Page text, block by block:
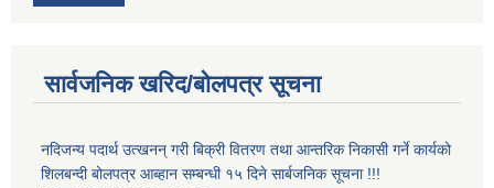
सार्वजनिक खरिद/बोलपत्र सूचना
नदिजन्य पदार्थ उत्खनन् गरी बिक्री वितरण तथा आन्तरिक निकासी गर्ने कार्यको
शिलबन्दी बोलपत्र आब्हान सम्बन्धी १५ दिने सार्बजनिक सूचना !!!